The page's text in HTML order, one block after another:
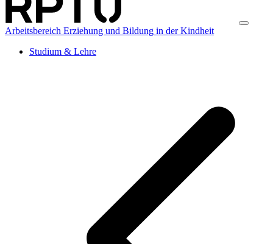
Arbeitsbereich Erziehung und Bildung in der Kindheit
Studium & Lehre